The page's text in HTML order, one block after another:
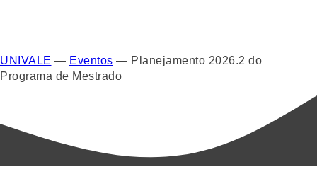
UNIVALE — Eventos — Planejamento 2026.2 do
Programa de Mestrado